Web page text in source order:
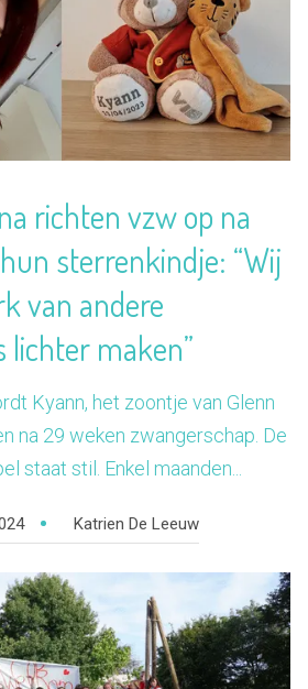
richten vzw op na
sterrenkindje: “Wij
van andere
lichter maken”
Kyann, het zoontje van Glenn
na 29 weken zwangerschap. De
staat stil. Enkel maanden...
Katrien De Leeuw